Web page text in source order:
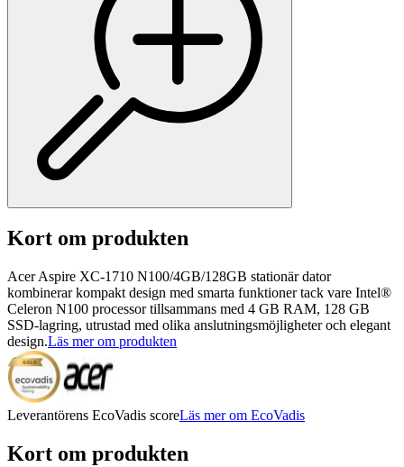
Kort om produkten
Acer Aspire XC-1710 N100/4GB/128GB stationär dator
kombinerar kompakt design med smarta funktioner tack vare Intel®
Celeron N100 processor tillsammans med 4 GB RAM, 128 GB
SSD-lagring, utrustad med olika anslutningsmöjligheter och elegant
design.Läs mer om produkten
Leverantörens EcoVadis scoreLäs mer om EcoVadis
Kort om produkten